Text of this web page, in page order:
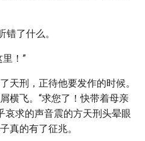
错了什么。
！”
天刑，正待他要发作的时候。
横飞。“求您了！快带着母亲
哀求的声音震的方天刑头晕眼
真的有了征兆。